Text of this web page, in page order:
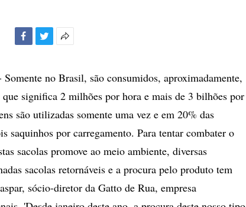
compartilhamento
no Brasil, são consumidos, aproximadamente,
significa 2 milhões por hora e mais de 3 bilhões por
são utilizadas somente uma vez e em 20% das
saquinhos por carregamento. Para tentar combater o
sacolas promove ao meio ambiente, diversas
sacolas retornáveis e a procura pelo produto tem
sócio-diretor da Gatto de Rua, empresa